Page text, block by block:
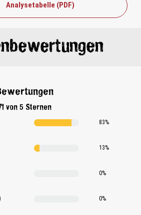
Analysetabelle (PDF)
4.7 von 5 Sternen
von 5 Sternen
83%
13%
0%
0%